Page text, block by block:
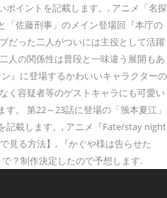
ポイントを記載します。, アニメ「名探
「佐藤刑事」のメイン登場回『本庁の
だった二人がついには主役として活躍
人の関係性は普段と一味違う展開もあ
』に登場するかわいいキャラクターの
く容疑者等のゲストキャラにも可愛い
。 第22～23話に登場の「籏本夏江」
記載します。, アニメ『Fate/stay night
見る方法】, 『かぐや様は告らせた
？制作決定したので予想します.